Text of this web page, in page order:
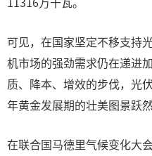
可见，在国家坚定不移支持
机市场的强劲需求仍在递进
质、降本、增效的步伐，光
年黄金发展期的壮美图景跃然
在联合国马德里气候变化